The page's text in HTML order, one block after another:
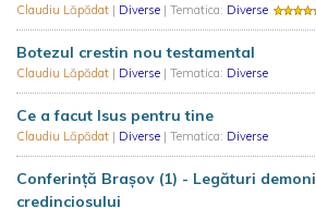
Claudiu Lăpădat | Diverse | Tematica: Diverse
Botezul crestin nou testamental
Claudiu Lăpădat | Diverse | Tematica: Diverse
Ce a facut Isus pentru tine
Claudiu Lăpădat | Diverse | Tematica: Diverse
Conferință Brașov (1) - Legături
credinciosului